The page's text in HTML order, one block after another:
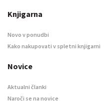
Knjigarna
Novo v ponudbi
Kako nakupovati v spletni knjigarni
Novice
Aktualni članki
Naroči se na novice